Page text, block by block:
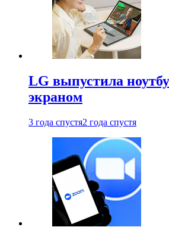
LG выпустила
экраном
3 года спустя2 года спустя